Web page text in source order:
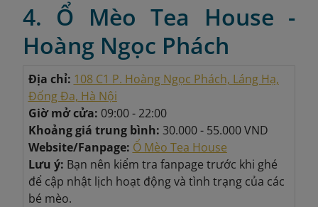
4. Ổ Mèo Tea House -
Hoàng Ngọc Phách
Địa chỉ: 108 C1 P. Hoàng Ngọc Phách, Láng Hạ,
Đống Đa, Hà Nội
Giờ mở cửa: 09:00 - 22:00
Khoảng giá trung bình: 30.000 - 55.000 VND
Website/Fanpage: Ổ Mèo Tea House
Lưu ý: Bạn nên kiểm tra fanpage trước khi ghé
để cập nhật lịch hoạt động và tình trạng của các
bé mèo.